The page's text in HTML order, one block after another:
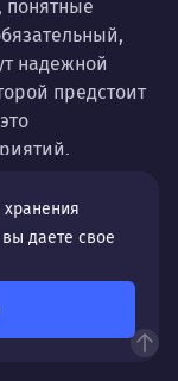
понятные
надежной
предстоит
услуг.
детали:
четкие
даете свое